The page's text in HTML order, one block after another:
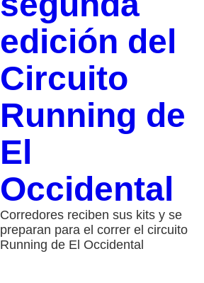
edición del
Circuito
Running de
El
Occidental
Corredores reciben sus kits y se
preparan para el correr el circuito
Running de El Occidental